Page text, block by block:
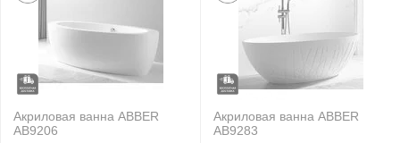
Акриловая ванна ABBER
AB9206
Акриловая ванна ABBER
AB9283